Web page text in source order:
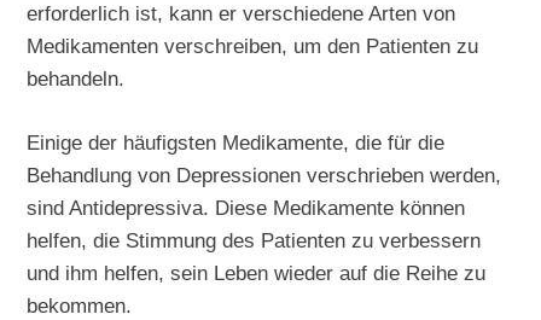
erforderlich ist, kann er verschiedene Arten von
Medikamenten verschreiben, um den Patienten zu
behandeln.
Einige der häufigsten Medikamente, die für die
Behandlung von Depressionen verschrieben werden,
sind Antidepressiva. Diese Medikamente können
helfen, die Stimmung des Patienten zu verbessern
und ihm helfen, sein Leben wieder auf die Reihe zu
bekommen.